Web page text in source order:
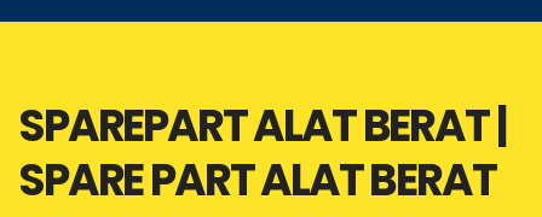
SPAREPART ALAT BERAT |
SPARE PART ALAT BERAT